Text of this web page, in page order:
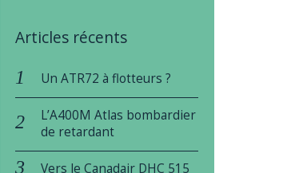
Articles récents
Un ATR72 à flotteurs ?
L’A400M Atlas bombardier
de retardant
Vers le Canadair DHC 515